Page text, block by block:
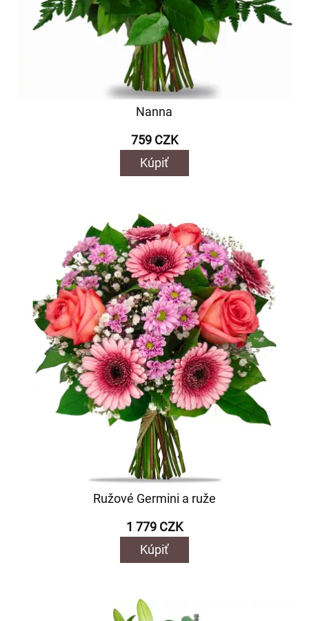
Nanna
759 CZK
Kúpiť
Ružové Germini a ruže
1 779 CZK
Kúpiť